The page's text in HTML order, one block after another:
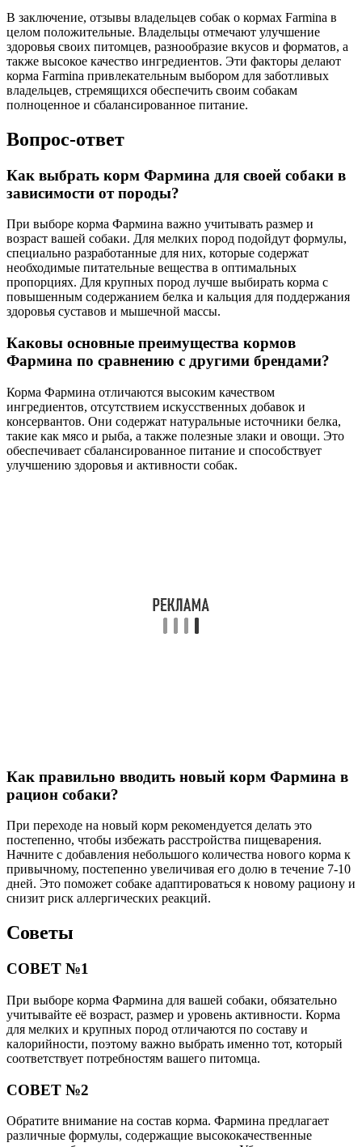
В заключение, отзывы владельцев собак о кормах Farmina в
целом положительные. Владельцы отмечают улучшение
здоровья своих питомцев, разнообразие вкусов и форматов, а
также высокое качество ингредиентов. Эти факторы делают
корма Farmina привлекательным выбором для заботливых
владельцев, стремящихся обеспечить своим собакам
полноценное и сбалансированное питание.
Вопрос-ответ
Как выбрать корм Фармина для своей собаки в
зависимости от породы?
При выборе корма Фармина важно учитывать размер и
возраст вашей собаки. Для мелких пород подойдут формулы,
специально разработанные для них, которые содержат
необходимые питательные вещества в оптимальных
пропорциях. Для крупных пород лучше выбирать корма с
повышенным содержанием белка и кальция для поддержания
здоровья суставов и мышечной массы.
Каковы основные преимущества кормов
Фармина по сравнению с другими брендами?
Корма Фармина отличаются высоким качеством
ингредиентов, отсутствием искусственных добавок и
консервантов. Они содержат натуральные источники белка,
такие как мясо и рыба, а также полезные злаки и овощи. Это
обеспечивает сбалансированное питание и способствует
улучшению здоровья и активности собак.
Как правильно вводить новый корм Фармина в
рацион собаки?
При переходе на новый корм рекомендуется делать это
постепенно, чтобы избежать расстройства пищеварения.
Начните с добавления небольшого количества нового корма к
привычному, постепенно увеличивая его долю в течение 7-10
дней. Это поможет собаке адаптироваться к новому рациону и
снизит риск аллергических реакций.
Советы
СОВЕТ №1
При выборе корма Фармина для вашей собаки, обязательно
учитывайте её возраст, размер и уровень активности. Корма
для мелких и крупных пород отличаются по составу и
калорийности, поэтому важно выбрать именно тот, который
соответствует потребностям вашего питомца.
СОВЕТ №2
Обратите внимание на состав корма. Фармина предлагает
различные формулы, содержащие высококачественные